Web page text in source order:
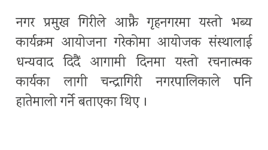
नगर प्रमुख गिरीले आफ्नै गृहनगरमा यस्तो भब्य
कार्यक्रम आयोजना गरेकोमा आयोजक संस्थालाई
धन्यवाद दिदैं आगामी दिनमा यस्तो रचनात्मक
कार्यका लागी चन्द्रागिरी नगरपालिकाले पनि
हातेमालो गर्ने बताएका थिए ।